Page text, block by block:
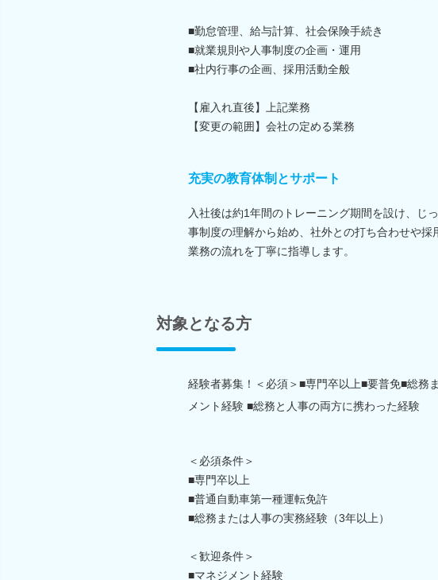
■勤怠管理、給与計算、社会保険手続き
■就業規則や人事制度の企画・運用
■社内行事の企画、採用活動全般
【雇入れ直後】上記業務
【変更の範囲】会社の定める業務
充実の教育体制とサポート
入社後は約1年間のトレーニング期間を設け、じ
事制度の理解から始め、社外との打ち合わせや
業務の流れを丁寧に指導します。
対象となる方
経験者募集！＜必須＞■専門卒以上■要普免■総務
メント経験 ■総務と人事の両方に携わった経験
＜必須条件＞
■専門卒以上
■普通自動車第一種運転免許
■総務または人事の実務経験（3年以上）
＜歓迎条件＞
■マネジメント経験